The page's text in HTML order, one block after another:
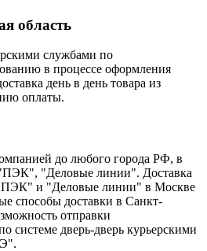
область
службами по
в процессе оформления
день в день товара из
оплаты.
до любого города РФ, в
"Деловые линии". Доставка
и "Деловые линии" в Москве
способы доставки в Санкт-
отправки
системе дверь-дверь курьерскими